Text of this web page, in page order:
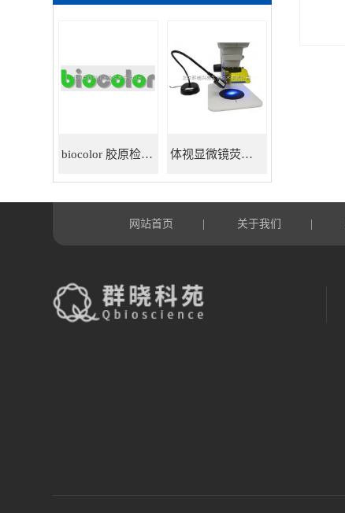
biocolor 胶原检测试剂盒 体视显微镜荧光适配器
网站首页 关于我们